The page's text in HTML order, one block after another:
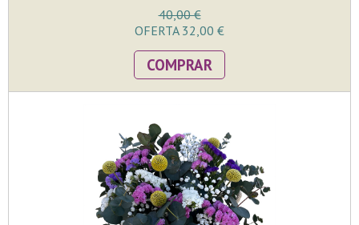
40,00 €
OFERTA 32,00 €
COMPRAR